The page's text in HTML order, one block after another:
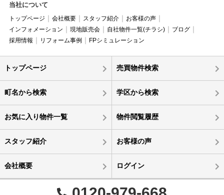
当社について
トップページ 会社概要 スタッフ紹介
お客様の声
インフォメーション
現地販売会 自社物件一覧(チラシ)
ブログ
採用情報
リフォーム事例 FPシミュレーション
トップページ 売買物件検索
町名から検索 学区から検索
お気に入り物件一覧 物件閲覧履歴
スタッフ紹介 お客様の声
会社概要 ログイン